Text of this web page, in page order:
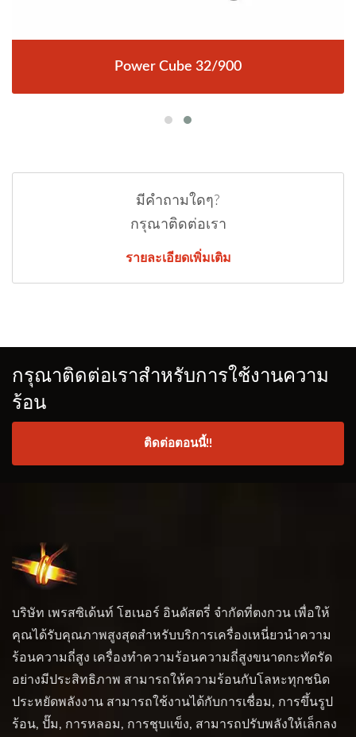
Power Cube 32/900
มีคำถามใดๆ?
กรุณาติดต่อเรา
รายละเอียดเพิ่มเติม
กรุณาติดต่อเราสำหรับการใช้งานความ
ร้อน
ติดต่อตอนนี้!!
บริษัท เพรสซิเด้นท์ โฮเนอร์ อินดัสตรี่ จำกัดที่ตงกวน เพื่อให้
คุณได้รับคุณภาพสูงสุดสำหรับบริการเครื่องเหนี่ยวนำความ
ร้อนความถี่สูง เครื่องทำความร้อนความถี่สูงขนาดกะทัดรัด
อย่างมีประสิทธิภาพ สามารถให้ความร้อนกับโลหะทุกชนิด
ประหยัดพลังงาน สามารถใช้งานได้กับการเชื่อม, การขึ้นรูป
ร้อน, ปั๊ม, การหลอม, การชุบแข็ง, สามารถปรับพลังให้เล็กลง